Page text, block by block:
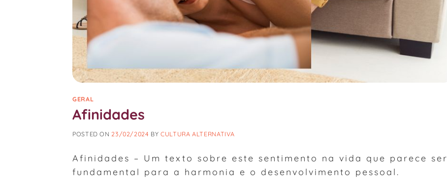
GERAL
Afinidades
POSTED ON 23/02/2024 BYCULTURA ALTERNATIVA
Afinidades – Um texto sobre este sentimento na vida que parece ser
fundamental para a harmonia e o desenvolvimento pessoal.